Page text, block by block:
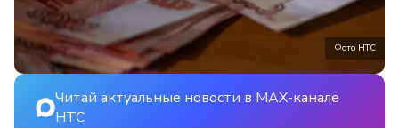
Фото НТС
Читай актуальные новости в MAX-канале
НТС